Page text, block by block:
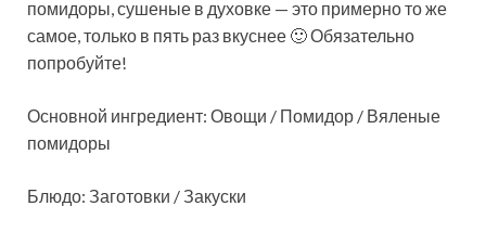
помидоры, сушеные в духовке — это примерно то же
самое, только в пять раз вкуснее 🙂 Обязательно
попробуйте!
Основной ингредиент: Овощи / Помидор / Вяленые
помидоры
Блюдо: Заготовки / Закуски